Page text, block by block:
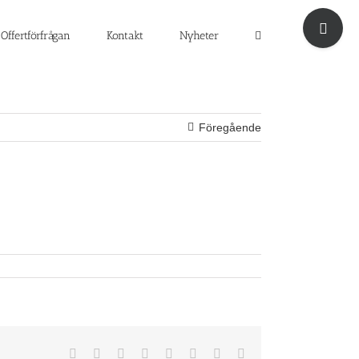
Offertförfrågan Kontakt Nyheter
Föregående
Facebook Reddit LinkedIn
TumblrPinterest
Byt
glidfält